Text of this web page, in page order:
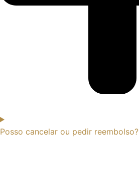
Posso cancelar ou pedir reembolso?